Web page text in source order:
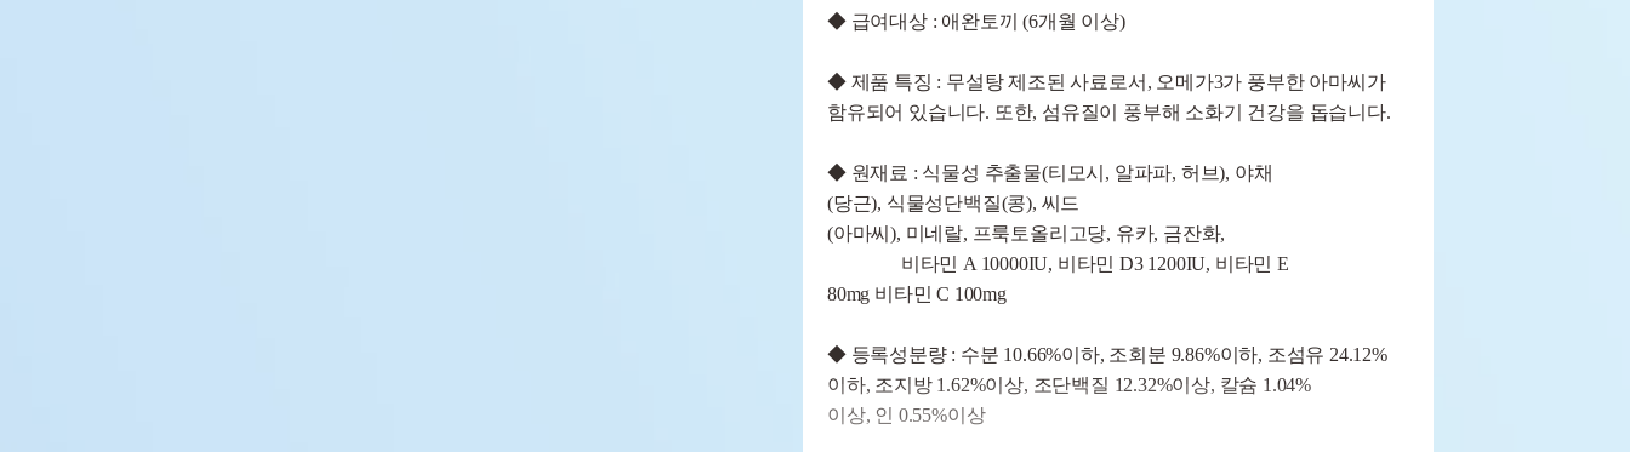
◆ 급여대상 : 애완토끼 (6개월 이상)
◆ 제품 특징 : 무설탕 제조된 사료로서, 오메가3가 풍부한 아마씨가
함유되어 있습니다. 또한, 섬유질이 풍부해 소화기 건강을 돕습니다.
◆ 원재료 : 식물성 추출물(티모시 , 알파파, 허브), 야채
(당근), 식물성단백질(콩), 씨드
(아마씨), 미네랄, 프룩토올리고당, 유카, 금잔화,
비타민 A 10000IU, 비타민 D3 1200IU, 비타민 E
80mg 비타민 C 100mg
◆ 등록성분량 : 수분 10.66%이하, 조회분 9.86%이하, 조섬유 24.12%
이하, 조지방1.62%이상, 조단백질 12.32%이상, 칼슘 1.04%
이상, 인 0.55%이상